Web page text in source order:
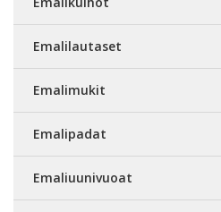
Emalilautaset
Emalimukit
Emalipadat
Emaliuunivuoat